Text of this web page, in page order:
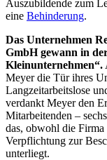
Auszubildende zum
eine Behinderung.
Das Unternehmen
GmbH gewann in
Kleinunternehmen“.
Meyer die Tür ihres
Langzeitarbeitslose
verdankt Meyer den
Mitarbeitenden –
das, obwohl die
Verpflichtung zur
unterliegt.